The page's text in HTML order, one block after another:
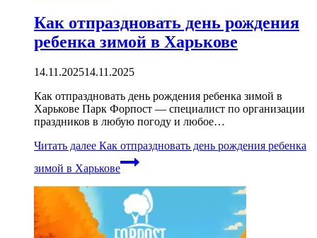
Как отпраздновать день рождения
ребенка зимой в Харькове
14.11.202514.11.2025
Как отпраздновать день рождения ребенка зимой в
Харькове Парк Форпост — специалист по организации
праздников в любую погоду и любое…
Читать далее Как отпраздновать день рождения ребенка
зимой в Харькове